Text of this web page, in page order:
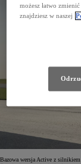
Bazowa wersja Active z
możesz łatwo
znajdziesz w naszej